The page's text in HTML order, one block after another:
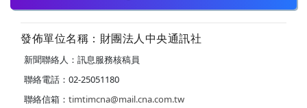
發佈單位名稱：財團法人中央通訊社
新聞聯絡人：訊息服務核稿員
聯絡電話：02-25051180
聯絡信箱： timtimcna@mail.cna.com.tw